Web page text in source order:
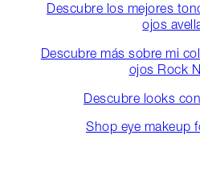
Descubre los mejores
ojos
Descubre más sobre mi
ojos Rock
Descubre looks
Shop eye makeup